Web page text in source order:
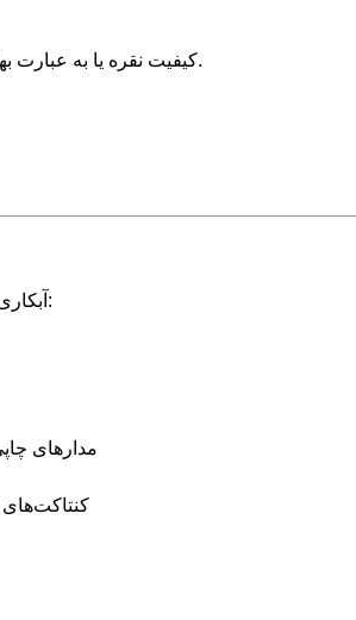
کیفیت نقره یا به عبارتمخلوط فلزات بیان می‌گردد.
آبکاری نقره کاربرد بسیار گسترده‌ای در صنایع مختلف دارد. مهمترین صنایع مصرف‌کننده عبارتند از:
مدارهای
کنتاکت‌های